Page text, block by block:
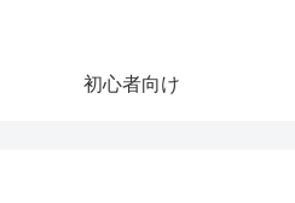
初心者向け